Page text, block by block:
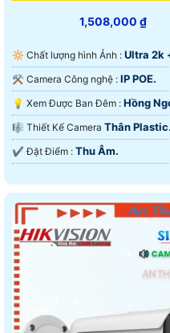
1,508,000 ₫
🔆 Chất lượng hình Ảnh : Ultra 2k
⚒ Camera Công nghệ : IP POE.
💡 Xem Được Ban Đêm : Hồng
🎼️ Thiết Kế Camera Thân Plastic.
️✔️ Đặt Điểm : Thu Âm.